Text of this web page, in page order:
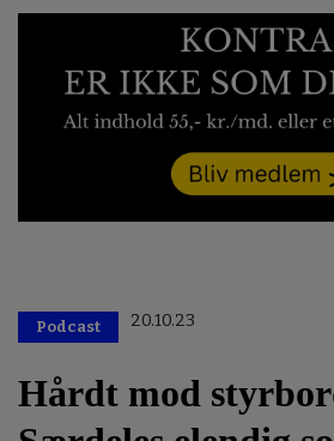
Podcast 20.10.23
Hårdt mod